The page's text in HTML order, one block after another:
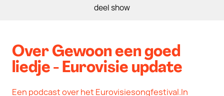
deel show
Over Gewoon een goed
liedje - Eurovisie update
Een podcast over het Eurovisiesongfestival.In